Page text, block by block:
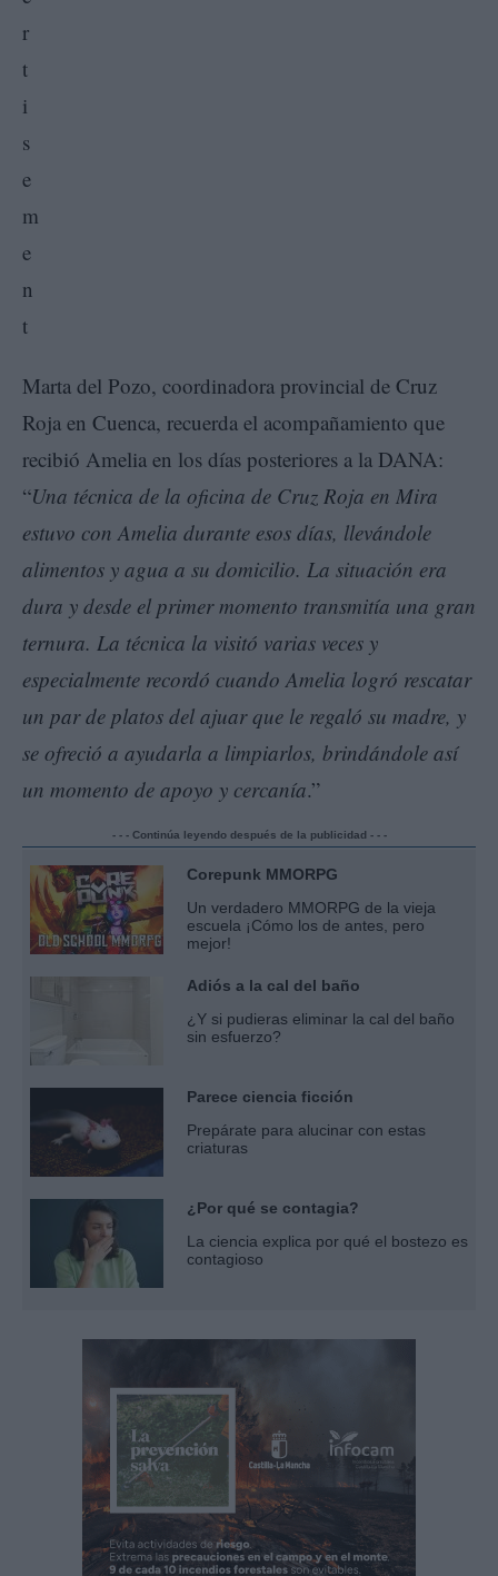
Marta del Pozo, coordinadora provincial de Cruz
Roja en Cuenca, recuerda el acompañamiento que
recibió Amelia en los días posteriores a la DANA:
“Una técnica de la oficina de Cruz Roja en Mira
estuvo con Amelia durante esos días, llevándole
alimentos y agua a su domicilio. La situación era
dura y desde el primer momento transmitía una gran
ternura. La técnica la visitó varias veces y
especialmente recordó cuando Amelia logró rescatar
un par de platos del ajuar que le regaló su madre, y
se ofreció a ayudarla a limpiarlos, brindándole así
un momento de apoyo y cercanía.”
- - - Continúa leyendo después de la publicidad - - -
Corepunk MMORPG
Un verdadero MMORPG de la vieja
escuela ¡Cómo los de antes, pero
mejor!
Adiós a la cal del baño
¿Y si pudieras eliminar la cal del baño
sin esfuerzo?
Parece ciencia ficción
Prepárate para alucinar con estas
criaturas
¿Por qué se contagia?
La ciencia explica por qué el bostezo es
contagioso